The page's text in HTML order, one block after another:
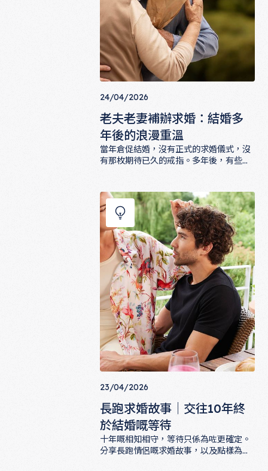
24/04/2026
老夫老妻補辦求婚：結婚多
年後的浪漫重溫
當年倉促結婚，沒有正式的求婚儀式，沒
有那枚期待已久的戒指。多年後，有些人
事，帶你看見婚後的愛情如何以另一種方
式綻放，也讓你相信，補上那個「我願
意」，任何時候都不算晚。
23/04/2026
長跑求婚故事｜交往10年終
於結婚嘅等待
十年嘅相知相守，等待只係為咗更確定。
分享長跑情侶嘅求婚故事，以及點樣為呢